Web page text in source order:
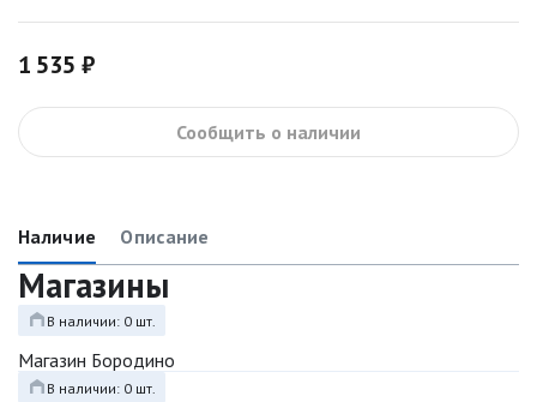
1 535 ₽
Сообщить о наличии
Наличие Описание
Магазины
В наличии: 0 шт.
Магазин Бородино
В наличии: 0 шт.